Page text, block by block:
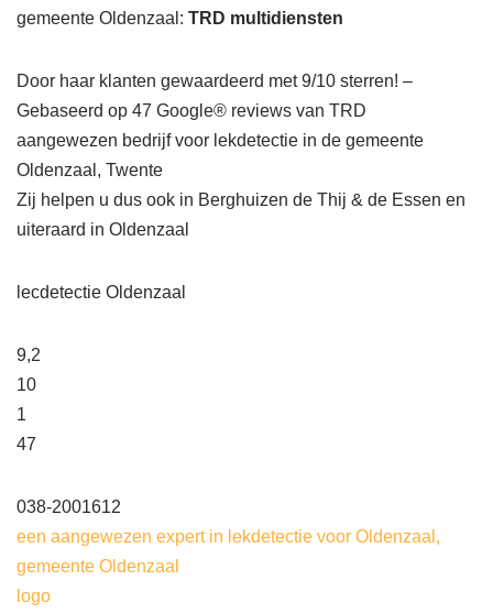
gemeente Oldenzaal: TRD multidiensten
Door haar klanten gewaardeerd met 9/10 sterren! –
Gebaseerd op 47 Google® reviews van TRD
aangewezen bedrijf voor lekdetectie in de gemeente
Oldenzaal, Twente
Zij helpen u dus ook in Berghuizen de Thij & de Essen en
uiteraard in Oldenzaal
lecdetectie Oldenzaal
9,2
10
1
47
038-2001612
een aangewezen expert in lekdetectie voor Oldenzaal,
gemeente Oldenzaal
logo